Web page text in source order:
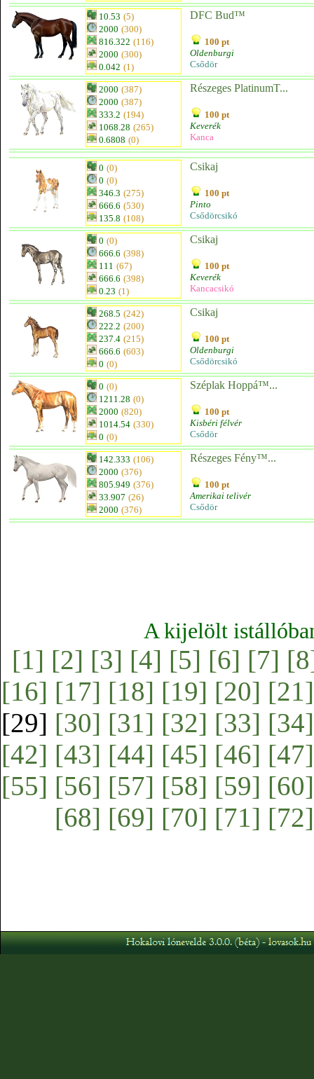
10.53 (5)
2000 (300)
816.322 (116)
2000 (300)
0.042 (1)
DFC Bud™
100 pt
Oldenburgi
Csődör
2000 (387)
2000 (387)
333.2 (194)
1068.28 (265)
0.6808 (0)
Részeges PlatinumT...
100 pt
Keverék
Kanca
0 (0)
0 (0)
346.3 (275)
666.6 (530)
135.8 (108)
Csikaj
100 pt
Pinto
Csődörcsikó
0 (0)
666.6 (398)
111 (67)
666.6 (398)
0.23 (1)
Csikaj
100 pt
Keverék
Kancacsikó
268.5 (242)
222.2 (200)
237.4 (215)
666.6 (603)
0 (0)
Csikaj
100 pt
Oldenburgi
Csődörcsikó
0 (0)
1211.28 (0)
2000 (820)
1014.54 (330)
0 (0)
Széplak Hoppá™...
100 pt
Kisbéri félvér
Csődör
142.333 (106)
2000 (376)
805.949 (376)
33.907 (26)
2000 (376)
Részeges Fény™...
100 pt
Amerikai telivér
Csődör
A kijelölt
[1] [2] [3] [4] [5] [6] [7]
[16] [17] [18] [19] [20] [21]
[29] [30] [31] [32] [33] [34]
[42] [43] [44] [45] [46] [47]
[55] [56] [57] [58] [59] [60]
[68] [69] [70] [71] [72]